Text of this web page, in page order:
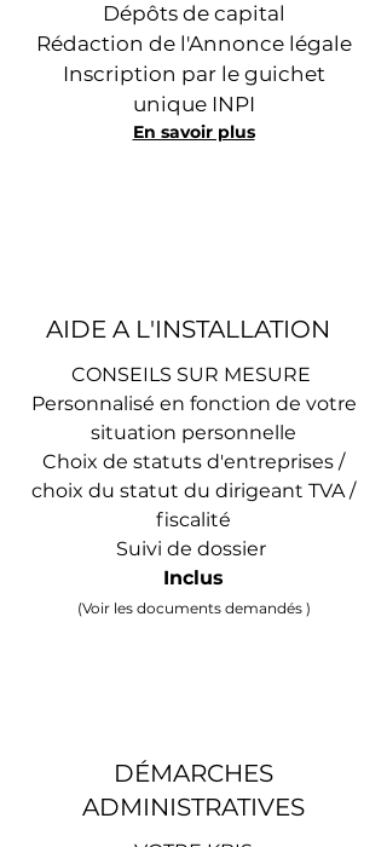
Dépôts de capital
Rédaction de l'Annonce légale
Inscription par le guichet
unique INPI
En savoir plus
AIDE A L'INSTALLATION
CONSEILS SUR MESURE
Personnalisé en fonction de votre
situation personnelle
Choix de statuts d'entreprises /
choix du statut du dirigeant TVA /
fiscalité
Suivi de dossier
Inclus
(Voir les documents demandés )
DÉMARCHES
ADMINISTRATIVES